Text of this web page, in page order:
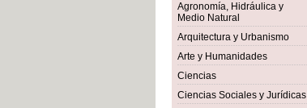
Agronomía, Hidráulica y
Medio Natural
Arquitectura y Urbanismo
Arte y Humanidades
Ciencias
Ciencias Sociales y Jurídicas